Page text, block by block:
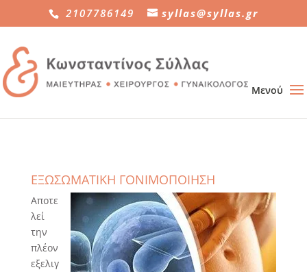
2107786149 syllas@syllas.gr
ΕΞΩΣΩΜΑΤΙΚΗ ΓΟΝΙΜΟΠΟΙΗΣΗ
Αποτε
λεί
την
πλέον
εξελιγ